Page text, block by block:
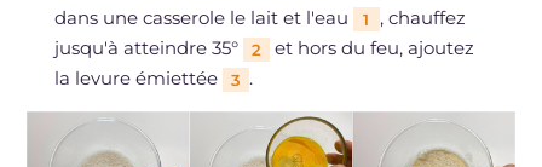
dans une casserole le lait et l'eau
1
, chauffez
jusqu'à atteindre 35°
2
et hors du feu, ajoutez
la levure émiettée
3 .